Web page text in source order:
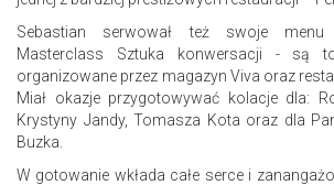
Sebastian serwował też swoje
Masterclass Sztuka konwersacji - są
organizowane przez magazyn Viva oraz
Miał okazje przygotowywać kolacje dla:
Krystyny Jandy, Tomasza Kota oraz dla
Buzka.
W gotowanie wkłada całe serce i